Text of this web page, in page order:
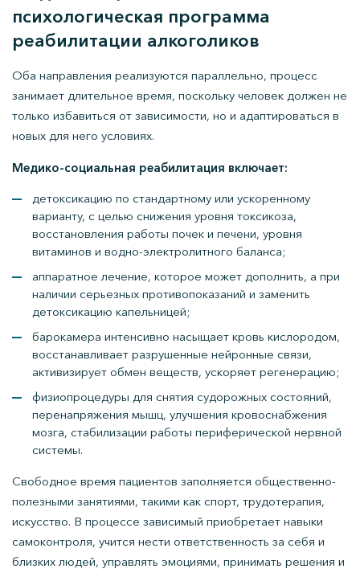
психологическая программа
реабилитации алкоголиков
Оба направления реализуются параллельно, процесс
занимает длительное время, поскольку человек должен не
только избавиться от зависимости, но и адаптироваться в
новых для него условиях.
Медико-социальная реабилитация включает:
детоксикацию по стандартному или ускоренному
варианту, с целью снижения уровня токсикоза,
восстановления работы почек и печени, уровня
витаминов и водно-электролитного баланса;
аппаратное лечение, которое может дополнить, а при
наличии серьезных противопоказаний и заменить
детоксикацию капельницей;
барокамера интенсивно насыщает кровь кислородом,
восстанавливает разрушенные нейронные связи,
активизирует обмен веществ, ускоряет регенерацию;
физиопроцедуры для снятия судорожных состояний,
перенапряжения мышц, улучшения кровоснабжения
мозга, стабилизации работы периферической нервной
системы.
Свободное время пациентов заполняется общественно-
полезными занятиями, такими как спорт, трудотерапия,
искусство. В процессе зависимый приобретает навыки
самоконтроля, учится нести ответственность за себя и
близких людей, управлять эмоциями, принимать решения и